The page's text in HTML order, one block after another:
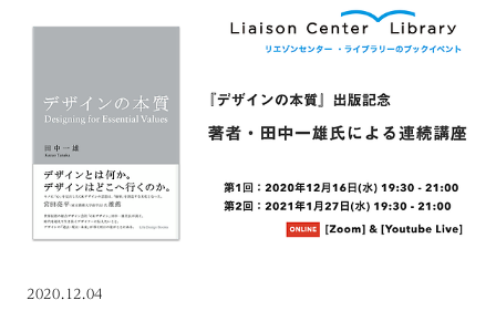
2020.12.04